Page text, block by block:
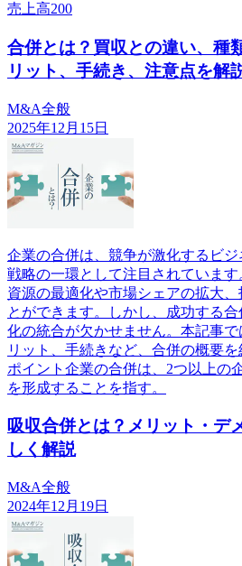
売上高200
合併とは？買収との違い、種
リット、手続き、注意点を解
M&A全般
2025年12月15日
企業の合併は、競争が激化するビ
戦略の一環として注目されていま
資源の最適化や市場シェアの拡大
とができます。しかし、成功する
化の統合が欠かせません。本記事
リット、手続きなど、合併の概要
ポイント企業の合併は、2つ以上の
を形成することを指す。
吸収合併とは？メリット・デ
しく解説
M&A全般
2024年12月19日